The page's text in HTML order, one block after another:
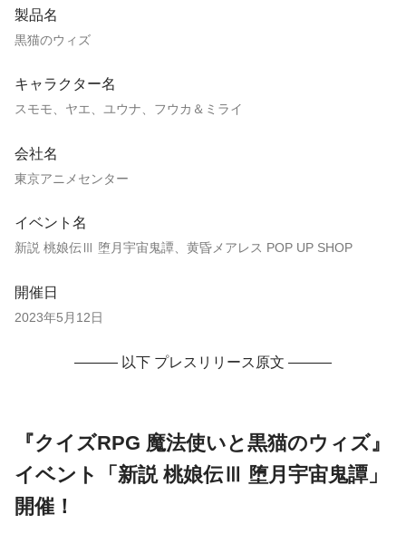
製品名
黒猫のウィズ
キャラクター名
スモモ、ヤエ、ユウナ、フウカ＆ミライ
会社名
東京アニメセンター
イベント名
新説 桃娘伝Ⅲ 堕月宇宙鬼譚、黄昏メアレス POP UP SHOP
開催日
2023年5月12日
——— 以下 プレスリリース原文 ———
『クイズRPG 魔法使いと黒猫のウィズ』
イベント「新説 桃娘伝Ⅲ 堕月宇宙鬼譚」
開催！